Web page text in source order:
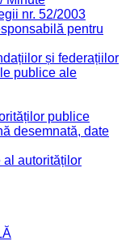
nr. 52/2003
pentru
și federațiilor
publice ale
publice
desemnată, date
al autorităților